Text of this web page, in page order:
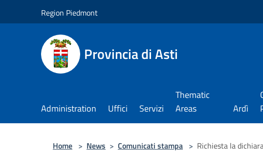
Region Piedmont
Provincia di Asti
Administration Uffici Servizi
Thematic
Areas
Ardì
Home > News > Comunicati stampa > Richiesta la